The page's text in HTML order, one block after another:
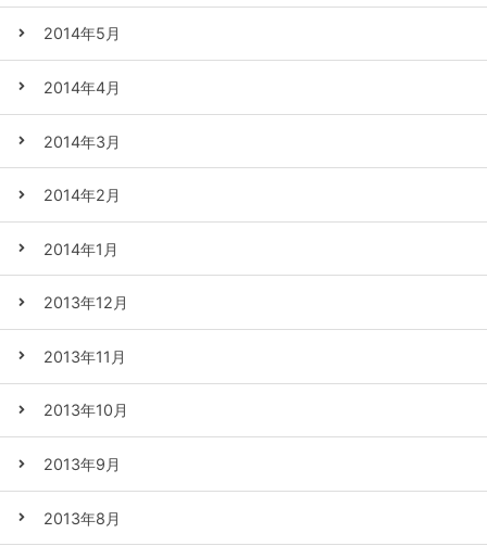
2014年5月
2014年4月
2014年3月
2014年2月
2014年1月
2013年12月
2013年11月
2013年10月
2013年9月
2013年8月